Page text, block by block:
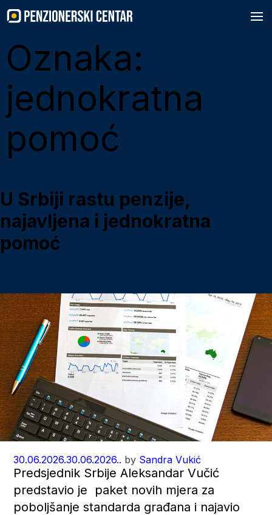
to
content
Oznaka:
jednokratna
pomoć
U Srbiji rastu penzije,
najavljena i jednokratna
pomoć
30.06.2026.30.06.2026.. by Sandra Vukić
Predsjednik Srbije Aleksandar Vučić
predstavio je paket novih mjera za
poboljšanje standarda građana i najavio